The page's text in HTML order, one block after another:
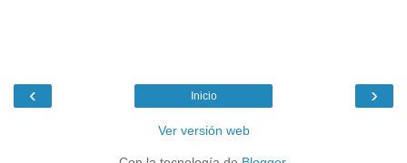
‹ ›
Inicio
Ver versión web